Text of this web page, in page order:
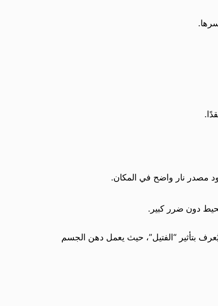
مصدر نار واضح في المكان.
دون ضرر كبير.
يُعرف بتأثير “الفتيل”، حيث يعمل دهن الجسم